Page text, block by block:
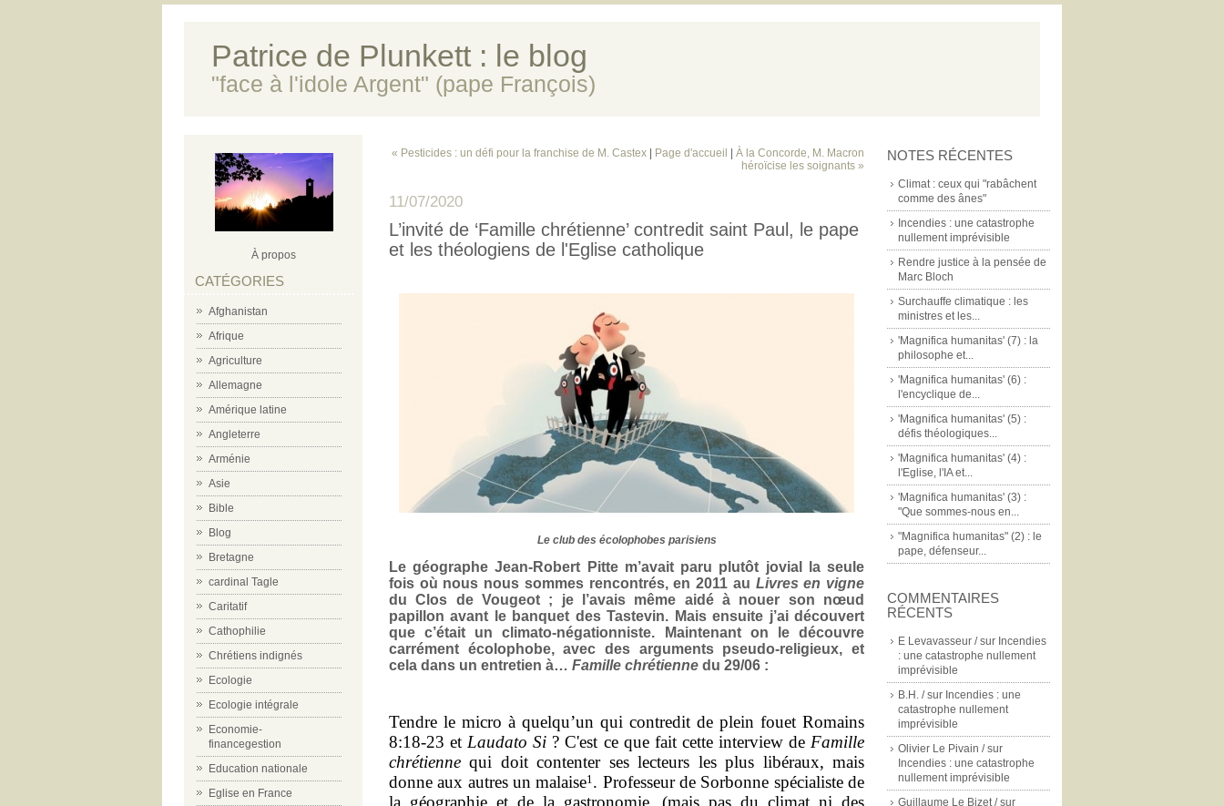
Patrice de Plunkett : le blog
"face à l'idole Argent" (pape François)
À propos
CATÉGORIES
Afghanistan
Afrique
Agriculture
Allemagne
Amérique latine
Angleterre
Arménie
Asie
Bible
Blog
Bretagne
cardinal Tagle
Caritatif
Cathophilie
Chrétiens indignés
Ecologie
Ecologie intégrale
Economie-
financegestion
Education nationale
Eglise en France
NOTES RÉCENTES
Climat : ceux qui "rabâchent
comme des ânes"
Incendies : une catastrophe
nullement imprévisible
Rendre justice à la pensée de
Marc Bloch
Surchauffe climatique : les
ministres et les...
'Magnifica humanitas' (7) : la
philosophe et...
'Magnifica humanitas' (6) :
l'encyclique de...
'Magnifica humanitas' (5) :
défis théologiques...
'Magnifica humanitas' (4) :
l'Eglise, l'IA et...
'Magnifica humanitas' (3) :
"Que sommes-nous en...
"Magnifica humanitas" (2) : le
pape, défenseur...
COMMENTAIRES
RÉCENTS
E Levavasseur /sur Incendies
: une catastrophe nullement
imprévisible
B.H. /sur Incendies : une
catastrophe nullement
imprévisible
Olivier Le Pivain /sur
Incendies : une catastrophe
nullement imprévisible
Guillaume Le Bizet /sur
« Pesticides : un défi pour la franchise de M. Castex Page d'accueil
À la Concorde, M. Macron
héroïcise les soignants »
11/07/2020
L’invité de ‘Famille chrétienne’ contredit saint Paul, le pape
et les théologiens de l'Eglise catholique
Le club des écolophobes parisiens
Le géographe Jean-Robert Pitte m’avait paru plutôt jovial la seule
fois où nous nous sommes rencontrés, en 2011 au Livres en vigne
du Clos de Vougeot ; je l’avais même aidé à nouer son nœud
papillon avant le banquet des Tastevin. Mais ensuite j’ai découvert
que c’était un climato-négationniste. Maintenant on le découvre
carrément écolophobe, avec des arguments pseudo-religieux, et
cela dans un entretien à… Famille chrétienne du 29/06 :
Tendre le micro à quelqu’un qui contredit de plein fouet Romains
8:18-23 et Laudato Si ? C'est ce que fait cette interview de Famille
chrétienne qui doit contenter ses lecteurs les plus libéraux, mais
donne aux autres un malaise1 . Professeur de Sorbonne spécialiste de
la géographie et de la gastronomie, (mais pas du climat ni des